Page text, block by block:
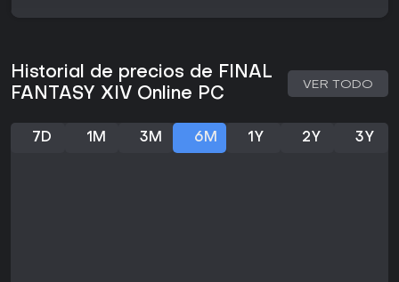
Historial de precios de FINAL
FANTASY XIV Online PC
VER TODO
7D 1M 3M 6M 1Y 2Y 3Y